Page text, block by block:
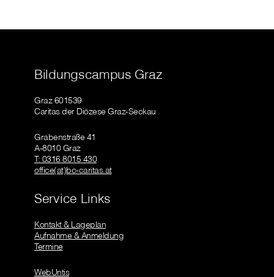
Bildungscampus Graz
Graz 601539
Caritas der Diözese Graz-Seckau
Grabenstraße 41
A-8010 Graz
T: 0316 8015 430
office(at)bc-caritas.at
Service Links
Kontakt & Lageplan
Aufnahme & Anmeldung
Termine
WebUntis